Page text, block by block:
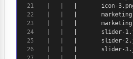
21
22
23
24
25
26
| | | icon-
| | | marketing-
| | | marketing-
| | | slider-
| | | slider-
| | | slider-